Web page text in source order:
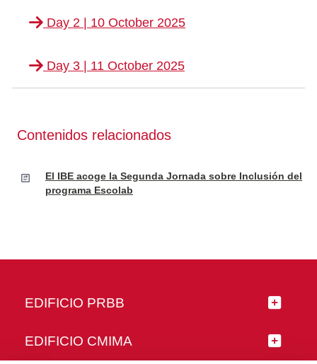
Day 2 | 10 October 2025
Day 3 | 11 October 2025
Contenidos relacionados
El IBE acoge la Segunda Jornada sobre Inclusión del
programa Escolab
EDIFICIO PRBB
EDIFICIO CMIMA